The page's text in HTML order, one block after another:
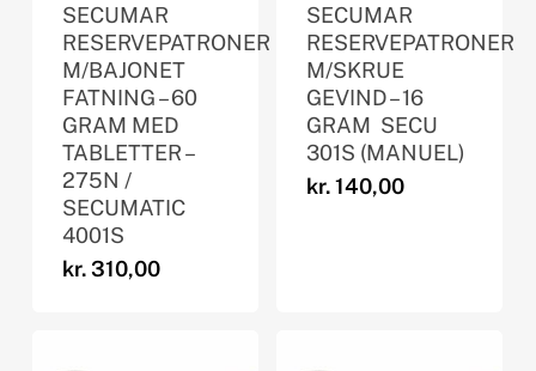
SECUMAR
RESERVEPATRONER
M/BAJONET
FATNING – 60
GRAM MED
TABLETTER –
275N /
SECUMATIC
4001S
kr.310,00
SECUMAR
RESERVEPATRONER
M/SKRUE
GEVIND – 16
GRAM  SECU
301S (MANUEL)
kr.140,00